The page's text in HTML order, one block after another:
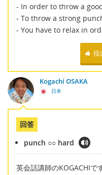
- In order to throw a
- To throw a strong
- You have to relax in
役
Kogachi OSAKA
日本
回答
punch ○○ hard
英会話講師のKOGACHIで